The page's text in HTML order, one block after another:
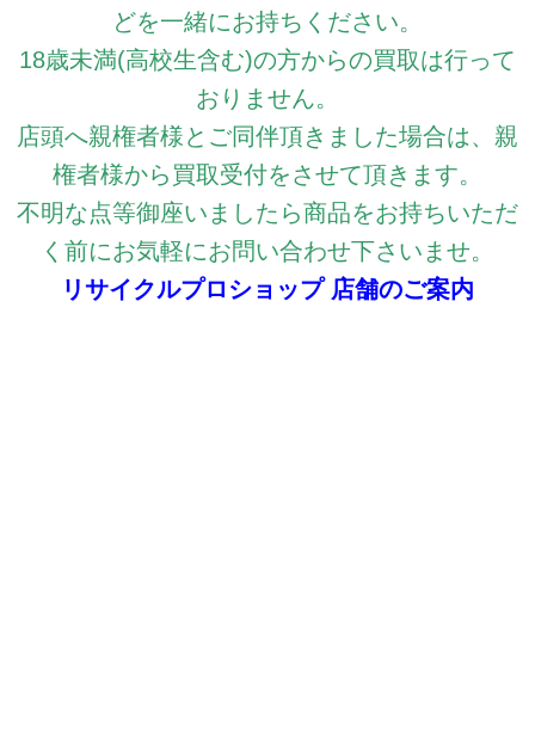
どを一緒にお持ちください。
18歳未満(高校生含む)の方からの買取は行って
おりません。
店頭へ親権者様とご同伴頂きました場合は、親
権者様から買取受付をさせて頂きます。
不明な点等御座いましたら商品をお持ちいただ
く前にお気軽にお問い合わせ下さいませ。
リサイクルプロショップ 店舗のご案内